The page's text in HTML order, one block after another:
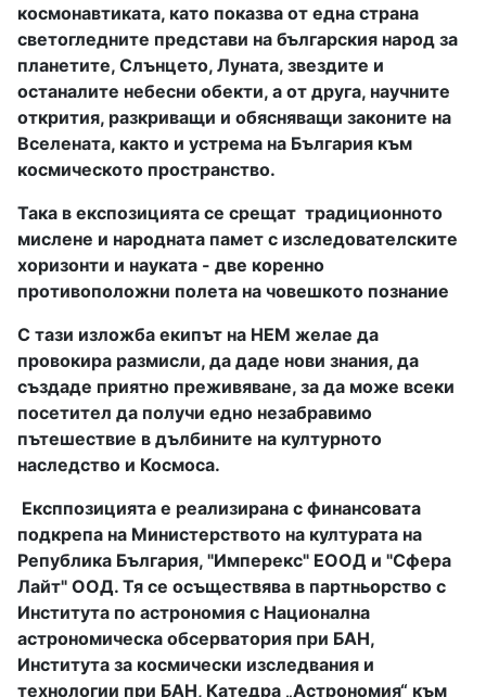
космонавтиката, като показва от една страна
светогледните представи на българския народ за
планетите, Слънцето, Луната, звездите и
останалите небесни обекти, а от друга, научните
открития, разкриващи и обясняващи законите на
Вселената, както и устрема на България към
космическото пространство.
Така в експозицията се срещат традиционното
мислене и народната памет с изследователските
хоризонти и науката - две коренно
противоположни полета на човешкото познание
С тази изложба екипът на НЕМ желае да
провокира размисли, да даде нови знания, да
създаде приятно преживяване, за да може всеки
посетител да получи едно незабравимо
пътешествие в дълбините на културното
наследство и Космоса.
Експпозицията е реализирана с финансовата
подкрепа на Министерството на културата на
Република България, "Имперекс" ЕООД и "Сфера
Лайт" ООД. Тя се осъществява в партньорство с
Института по астрономия с Национална
астрономическа обсерватория при БАН,
Института за космически изследвания и
технологии при БАН, Катедра „Астрономия“ към